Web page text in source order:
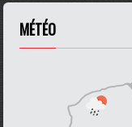
MÉTÉO